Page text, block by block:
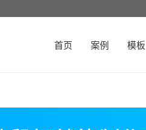
首页 案例 模板